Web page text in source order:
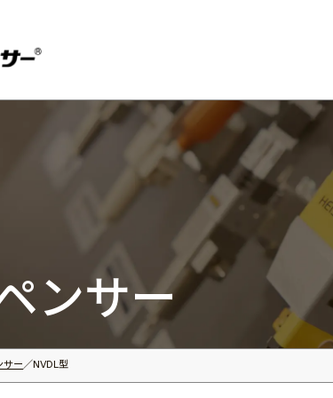
モーノディスペンサーとは
活用事例
製品情報 ディスペンサー
ンサー
サー NVDL型